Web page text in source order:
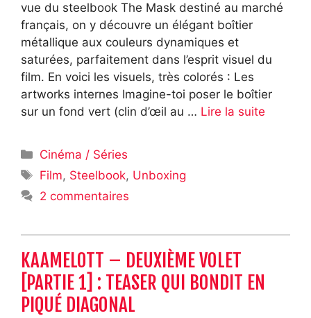
vue du steelbook The Mask destiné au marché
français, on y découvre un élégant boîtier
métallique aux couleurs dynamiques et
saturées, parfaitement dans l’esprit visuel du
film. En voici les visuels, très colorés : Les
artworks internes Imagine-toi poser le boîtier
sur un fond vert (clin d’œil au … Lire la suite
Catégories
Cinéma / Séries
Étiquettes
Film, Steelbook, Unboxing
2 commentaires
KAAMELOTT – DEUXIÈME VOLET
[PARTIE 1] : TEASER QUI BONDIT EN
PIQUÉ DIAGONAL